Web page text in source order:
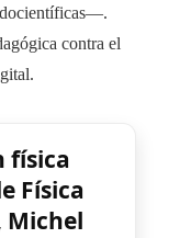
contra el
física
Física
Michel